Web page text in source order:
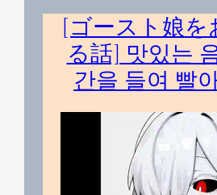
[ゴースト娘を
る話] 맛있는
간을 들여 빨